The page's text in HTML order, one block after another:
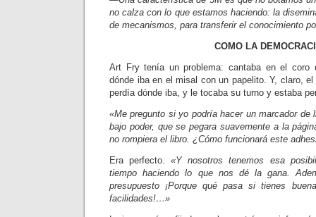
no calza con lo que estamos haciendo: la
de mecanis­mos, para transferir el conocimiento
COMO LA
Art Fry tenía un problema: canta­ba en el coro
dónde iba en el misal con un papelito. Y, claro,
perdía dónde iba, y le tocaba su turno y estaba
«Me pregunto si yo podría hacer un marcador de
bajo poder, que se pegara suavemente a la
no rompiera el libro. ¿Cómo funcionará este
Era perfecto.«Y nosotros tenemos esa
tiempo haciendo lo que nos dé la gana.
presupuesto ¡Porque qué pasa si tienes
facilidades!…»